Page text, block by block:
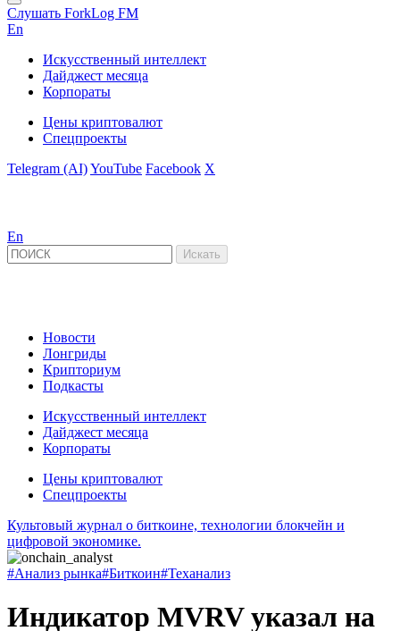
Слушать ForkLog FM
En
Искусственный интеллект
Дайджест месяца
Корпораты
Цены криптовалют
Спецпроекты
Telegram (AI)YouTube Facebook X
En
Новости
Лонгриды
Крипториум
Подкасты
Искусственный интеллект
Дайджест месяца
Корпораты
Цены криптовалют
Спецпроекты
Культовый журнал о биткоине, технологии блокчейн и
цифровой экономике.
#Анализ рынка#Биткоин#Теханализ
Индикатор MVRV указал на